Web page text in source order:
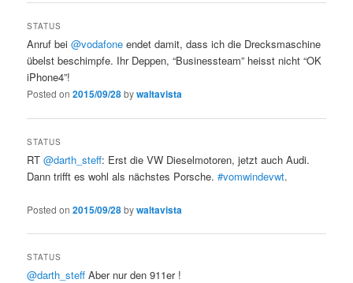
STATUS
Anruf bei@vodafone endet damit, dass ich die Drecksmaschine
übelst beschimpfe. Ihr Deppen, “Businessteam” heisst nicht “OK
iPhone4”!
Posted on2015/09/28bywaltavista
STATUS
RT@darth_steff: Erst die VW Dieselmotoren, jetzt auch Audi.
Dann trifft es wohl als nächstes Porsche.#vomwindevwt.
Posted on2015/09/28bywaltavista
STATUS
@darth_steff Aber nur den 911er !